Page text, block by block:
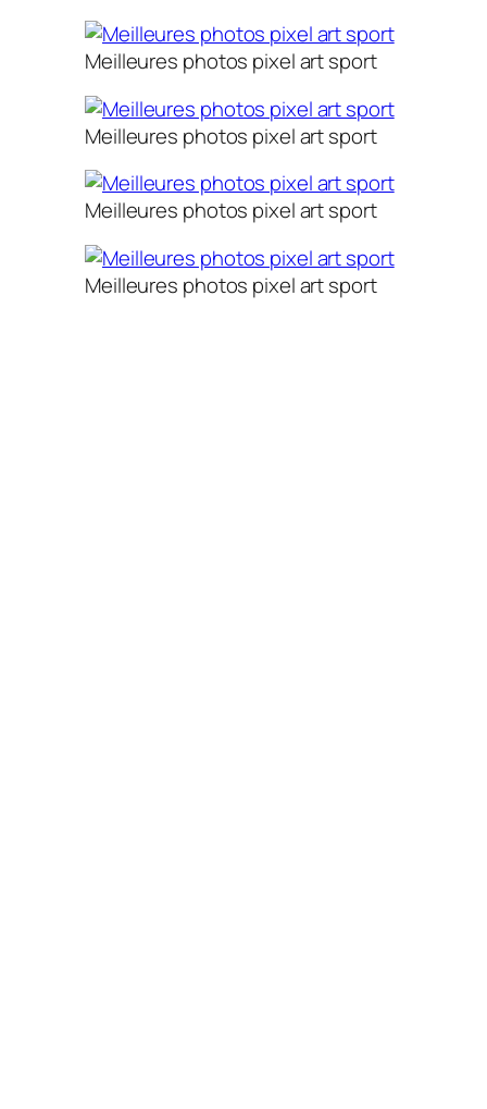
Meilleures photos pixel art sport
Meilleures photos pixel art sport
Meilleures photos pixel art sport
Meilleures photos pixel art sport